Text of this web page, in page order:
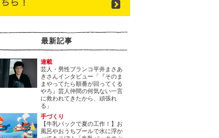
最新記事
連載
芸人・男性ブランコ平井まさあ
きさんインタビュー「『そのま
まやってたら順番が回ってくる
やろ』芸人仲間の何気ない一言
に救われてきたから、頑張れ
る」
手づくり
【牛乳パックで夏の工作！】お
風呂やおうちプールで水に浮か